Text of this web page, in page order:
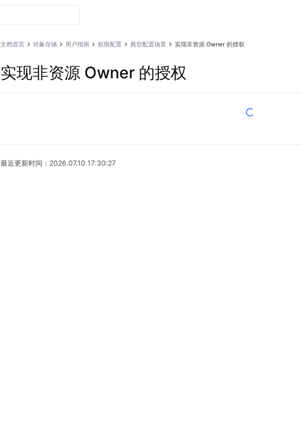
文档首页 对象存储 用户指南 权限配置 典型配置场景 实现非资源 Owner 的授权
实现非资源 Owner 的授权
最近更新时间： 2026.07.10 17:30:27